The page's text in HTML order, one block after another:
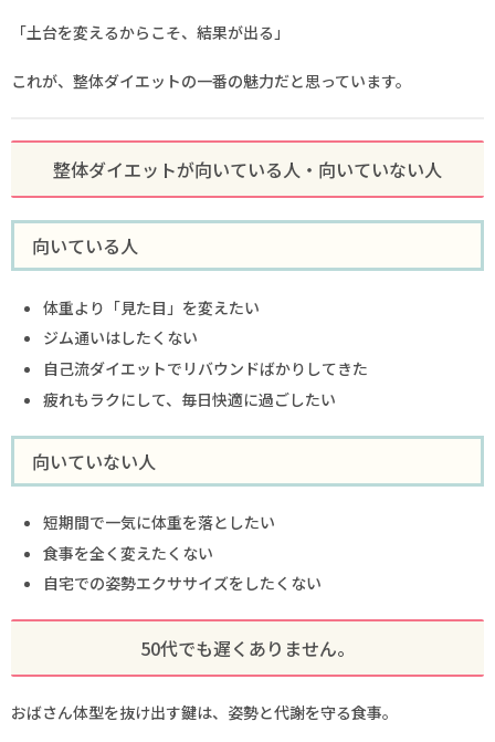
「土台を変えるからこそ、結果が出る」
これが、整体ダイエットの一番の魅力だと思っています。
整体ダイエットが向いている人・向いていない人
向いている人
体重より「見た目」を変えたい
ジム通いはしたくない
自己流ダイエットでリバウンドばかりしてきた
疲れもラクにして、毎日快適に過ごしたい
向いていない人
短期間で一気に体重を落としたい
食事を全く変えたくない
自宅での姿勢エクササイズをしたくない
50代でも遅くありません。
おばさん体型を抜け出す鍵は、姿勢と代謝を守る食事。